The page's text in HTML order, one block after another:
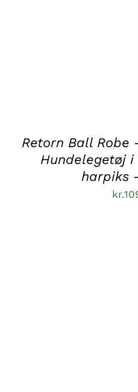
Retorn Ball Robe
Hundelegetøj i
harpiks
kr.